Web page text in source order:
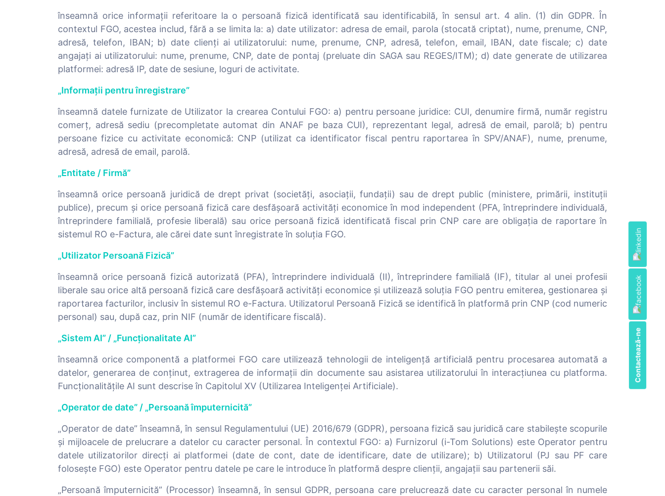
înseamnă orice informații referitoare la o persoană fizică identificată sau identificabilă, în sensul art. 4 alin. (1) din GDPR. În
contextul FGO, acestea includ, fără a se limita la: a) date utilizator: adresa de email, parola (stocată criptat), nume, prenume, CNP,
adresă, telefon, IBAN; b) date clienți ai utilizatorului: nume, prenume, CNP, adresă, telefon, email, IBAN, date fiscale; c) date
angajați ai utilizatorului: nume, prenume, CNP, date de pontaj (preluate din SAGA sau REGES/ITM); d) date generate de utilizarea
platformei: adresă IP, date de sesiune, loguri de activitate.
„Informații pentru înregistrare”
înseamnă datele furnizate de Utilizator la crearea Contului FGO: a) pentru persoane juridice: CUI, denumire firmă, număr registru
comerț, adresă sediu (precompletate automat din ANAF pe baza CUI), reprezentant legal, adresă de email, parolă; b) pentru
persoane fizice cu activitate economică: CNP (utilizat ca identificator fiscal pentru raportarea în SPV/ANAF), nume, prenume,
adresă, adresă de email, parolă.
„Entitate / Firmă”
înseamnă orice persoană juridică de drept privat (societăți, asociații, fundații) sau de drept public (ministere, primării, instituții
publice), precum și orice persoană fizică care desfășoară activități economice în mod independent (PFA, întreprindere individuală,
întreprindere familială, profesie liberală) sau orice persoană fizică identificată fiscal prin CNP care are obligația de raportare în
sistemul RO e-Factura, ale cărei date sunt înregistrate în soluția FGO.
„Utilizator Persoană Fizică”
înseamnă orice persoană fizică autorizată (PFA), întreprindere individuală (II), întreprindere familială (IF), titular al unei profesii
liberale sau orice altă persoană fizică care desfășoară activități economice și utilizează soluția FGO pentru emiterea, gestionarea și
raportarea facturilor, inclusiv în sistemul RO e-Factura. Utilizatorul Persoană Fizică se identifică în platformă prin CNP (cod numeric
personal) sau, după caz, prin NIF (număr de identificare fiscală).
„Sistem AI” / „Funcționalitate AI”
înseamnă orice componentă a platformei FGO care utilizează tehnologii de inteligență artificială pentru procesarea automată a
datelor, generarea de conținut, extragerea de informații din documente sau asistarea utilizatorului în interacțiunea cu platforma.
Funcționalitățile AI sunt descrise în Capitolul XV (Utilizarea Inteligenței Artificiale).
„Operator de date” / „Persoană împuternicită”
„Operator de date” înseamnă, în sensul Regulamentului (UE) 2016/679 (GDPR), persoana fizică sau juridică care stabilește scopurile
și mijloacele de prelucrare a datelor cu caracter personal. În contextul FGO: a) Furnizorul (i-Tom Solutions) este Operator pentru
datele utilizatorilor direcți ai platformei (date de cont, date de identificare, date de utilizare); b) Utilizatorul (PJ sau PF care
folosește FGO) este Operator pentru datele pe care le introduce în platformă despre clienții, angajații sau partenerii săi.
„Persoană împuternicită” (Processor) înseamnă, în sensul GDPR, persoana care prelucrează date cu caracter personal în numele
Contactează-ne